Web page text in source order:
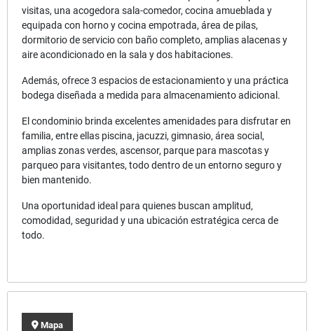
visitas, una acogedora sala-comedor, cocina amueblada y
equipada con horno y cocina empotrada, área de pilas,
dormitorio de servicio con baño completo, amplias alacenas y
aire acondicionado en la sala y dos habitaciones.
Además, ofrece 3 espacios de estacionamiento y una práctica
bodega diseñada a medida para almacenamiento adicional.
El condominio brinda excelentes amenidades para disfrutar en
familia, entre ellas piscina, jacuzzi, gimnasio, área social,
amplias zonas verdes, ascensor, parque para mascotas y
parqueo para visitantes, todo dentro de un entorno seguro y
bien mantenido.
Una oportunidad ideal para quienes buscan amplitud,
comodidad, seguridad y una ubicación estratégica cerca de
todo.
Mapa